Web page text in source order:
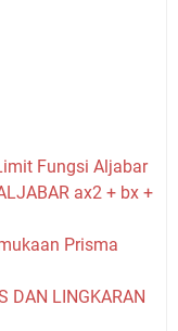
Fungsi Aljabar
ax2 + bx +
Prisma
DAN LINGKARAN